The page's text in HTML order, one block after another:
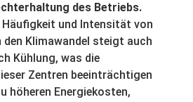
des Betriebs.
Häufigkeit und Intensität von
den Klimawandel steigt auch
Kühlung, was die
Zentren beeinträchtigen
höheren Energiekosten,